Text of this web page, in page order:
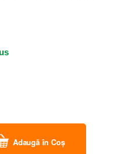
Adaugă în Coș